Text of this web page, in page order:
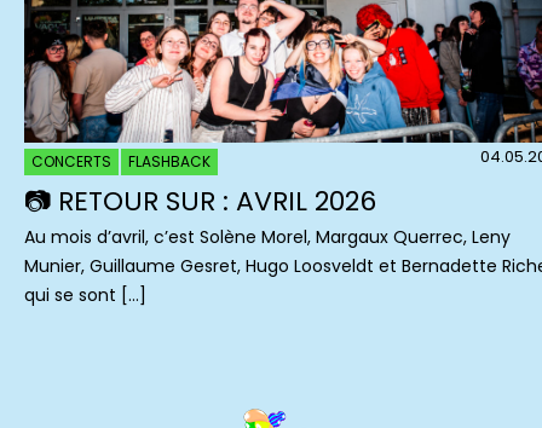
CONCERTS FLASHBACK
📷 RETOUR SUR : AVRIL 2026
Au mois d’avril, c’est Solène Morel, Margaux Querrec, Leny
Munier, Guillaume Gesret, Hugo Loosveldt et Bernadette
qui se sont […]